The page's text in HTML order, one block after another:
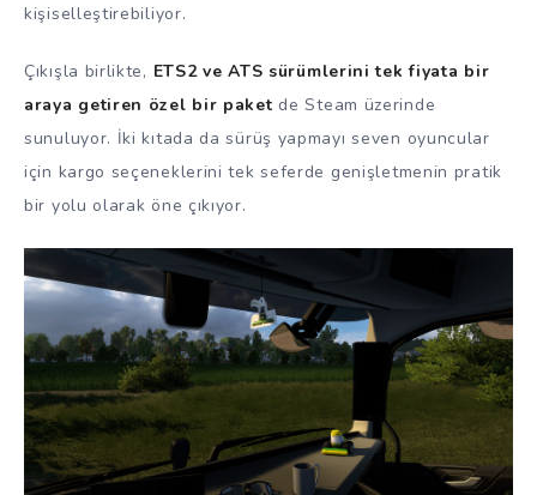
kişiselleştirebiliyor.
Çıkışla birlikte, ETS2 ve ATS sürümlerini tek fiyata bir
araya getiren özel bir paket de Steam üzerinde
sunuluyor. İki kıtada da sürüş yapmayı seven oyuncular
için kargo seçeneklerini tek seferde genişletmenin pratik
bir yolu olarak öne çıkıyor.